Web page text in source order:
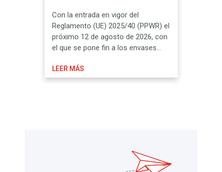
Con la entrada en vigor del
Reglamento (UE) 2025/40 (PPWR) el
próximo 12 de agosto de 2026, con
el que se pone fin a los envases
hostelería se ven en la obligación de
buscar alternativas reutilizables y
LEER MÁS